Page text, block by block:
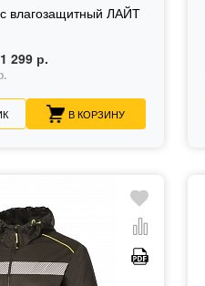
влагозащитный ЛАЙТ
1 299 р.
В КОРЗИНУ